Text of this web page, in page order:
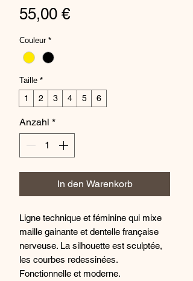
55,00 €Preis
Couleur *
Taille *
1 2 3 4 5 6
Anzahl *
In den Warenkorb
Ligne technique et féminine qui mixe
maille gainante et dentelle française
nerveuse. La silhouette est sculptée,
les courbes redessinées.
Fonctionnelle et moderne.